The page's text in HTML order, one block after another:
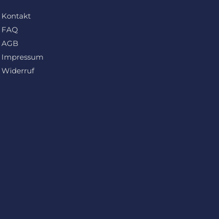
Kontakt
FAQ
AGB
Impressum
Widerruf